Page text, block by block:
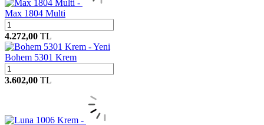
Max 1804 Multi
4.272,00 TL
Yeni
Bohem 5301 Krem
3.602,00 TL